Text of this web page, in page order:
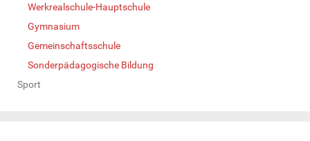
Werkrealschule-Hauptschule
Gymnasium
Gemeinschaftsschule
Sonderpädagogische Bildung
Sport